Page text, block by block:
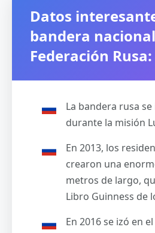
Datos
bandera
Federación Rusa:
La bandera rusa se
durante la misión
En 2013, los
crearon una
metros de largo,
Libro Guinness de
En 2016 se izó en